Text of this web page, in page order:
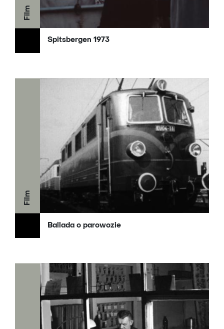
Film
Spitsbergen 1973
Film
Ballada o parowozie